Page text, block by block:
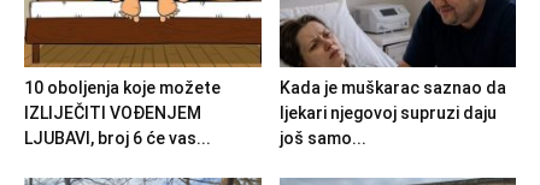
10 oboljenja koje možete
IZLIJEČITI VOĐENJEM
LJUBAVI, broj 6 će vas...
Kada je muškarac saznao da
ljekari njegovoj supruzi daju
još samo...